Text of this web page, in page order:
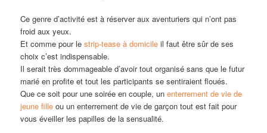
Ce genre d’activité est à réserver aux aventuriers qui n’ont pas
froid aux yeux.
Et comme pour lestrip-tease à domicile il faut être sûr de ses
choix c’est indispensable.
Il serait très dommageable d’avoir tout organisé sans que le futur
marié en profite et tout les participants se sentiraient floués.
Que ce soit pour une soirée en couple, unenterrement de vie de
jeune fille ou un enterrement de vie de garçon tout est fait pour
vous éveiller les papilles de la sensualité.